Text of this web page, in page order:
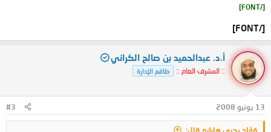
[/FONT]​
[/FONT]​
أ.د. عبدالحميد بن صالح الكراني
:: المشرف العام :: طاقم الإدارة
13 يونيو 2008 #3
فؤاد يحيى هاشم قال: